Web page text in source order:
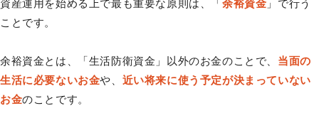
資産運用を始める上で最も重要な原則は、「余裕資金 」で行う
ことです。
余裕資金とは、「生活防衛資金」以外のお金のことで、 当面の
生活に必要ないお金や、 近い将来に使う予定が決まっていない
お金のことです。